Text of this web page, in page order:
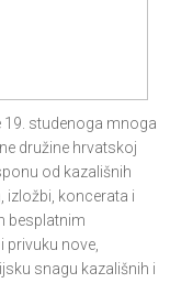
19. studenoga mnoga
družine hrvatskoj
od kazališnih
izložbi, koncerata i
besplatnim
privuku nove,
snagu kazališnih i